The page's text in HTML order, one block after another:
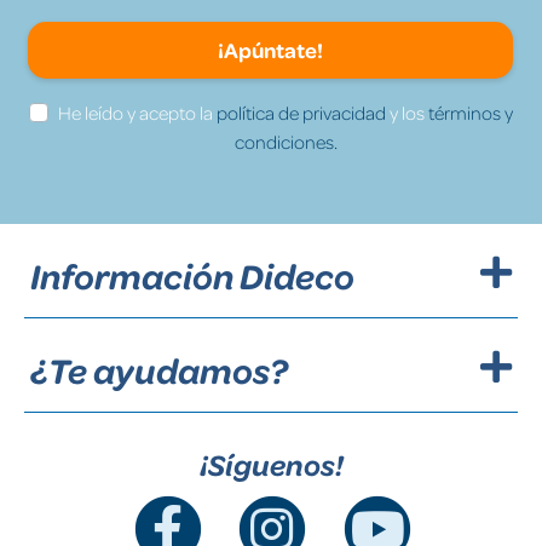
¡Apúntate!
He leído y acepto la política de privacidad y lostérminos y
condiciones.
Información Dideco
¿Te ayudamos?
¡Síguenos!